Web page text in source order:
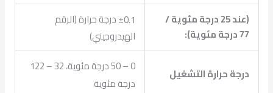
(عند 25 درجة مئوية /
77 درجة مئوية):
±0.1 درجة حرارة (الرقم
الهيدروجيني)
درجة حرارة التشغيل
0 – 50 درجة مئوية، 32 – 122
درجة مئوية